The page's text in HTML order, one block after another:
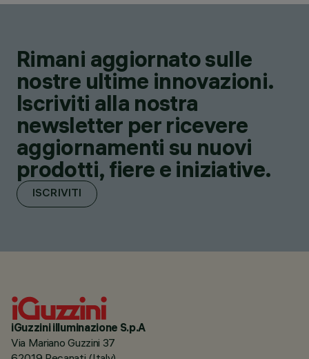
Rimani aggiornato sulle
nostre ultime innovazioni.
Iscriviti alla nostra
newsletter per ricevere
aggiornamenti su nuovi
prodotti, fiere e iniziative.
ISCRIVITI
iGuzzini illuminazione S.p.A
Via Mariano Guzzini 37